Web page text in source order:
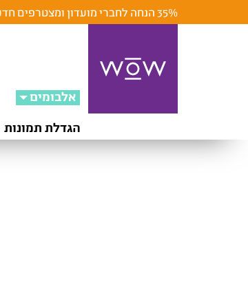
35% הנחה לחברי מועדון ומצטרפים חדשים |
אלבומים
הגדלת תמונות